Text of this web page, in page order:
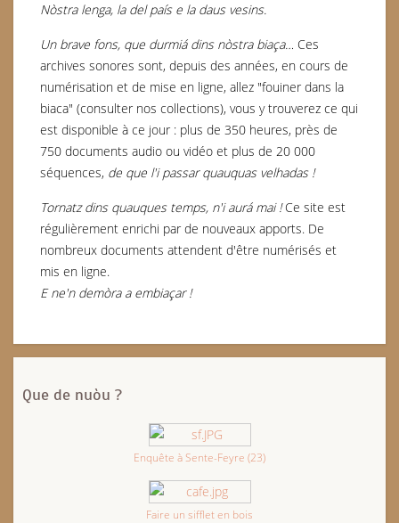
Nòstra lenga, la del país e la daus vesins.
Un brave fons, que durmiá dins nòstra biaça… Ces
archives sonores sont, depuis des années, en cours de
numérisation et de mise en ligne, allez "fouiner dans la
biaca" (consulter nos collections), vous y trouverez ce qui
est disponible à ce jour : plus de 350 heures, près de
750 documents audio ou vidéo et plus de 20 000
séquences, de que l'i passar quauquas velhadas !
Tornatz dins quauques temps, n'i aurá mai !Ce site est
régulièrement enrichi par de nouveaux apports. De
nombreux documents attendent d'être numérisés et
mis en ligne.
E ne'n demòra a embiaçar !
Que de nuòu ?
Enquête à Sente-Feyre (23)
Faire un sifflet en bois